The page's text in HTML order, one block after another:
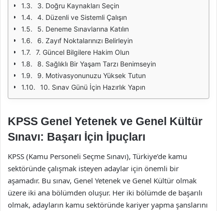
3. Doğru Kaynakları Seçin
4. Düzenli ve Sistemli Çalışın
5. Deneme Sınavlarına Katılın
6. Zayıf Noktalarınızı Belirleyin
7. Güncel Bilgilere Hakim Olun
8. Sağlıklı Bir Yaşam Tarzı Benimseyin
9. Motivasyonunuzu Yüksek Tutun
10. Sınav Günü İçin Hazırlık Yapın
KPSS Genel Yetenek ve Genel Kültür
Sınavı: Başarı İçin İpuçları
KPSS (Kamu Personeli Seçme Sınavı), Türkiye’de kamu
sektöründe çalışmak isteyen adaylar için önemli bir
aşamadır. Bu sınav, Genel Yetenek ve Genel Kültür olmak
üzere iki ana bölümden oluşur. Her iki bölümde de başarılı
olmak, adayların kamu sektöründe kariyer yapma şanslarını